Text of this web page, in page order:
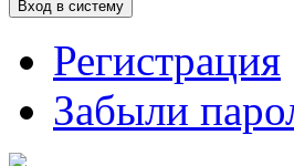
Регистрация
Забыли